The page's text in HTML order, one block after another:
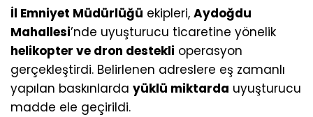
İl Emniyet Müdürlüğü ekipleri, Aydoğdu
Mahallesi’nde uyuşturucu ticaretine yönelik
helikopter ve dron destekli operasyon
gerçekleştirdi. Belirlenen adreslere eş zamanlı
yapılan baskınlarda yüklü miktarda uyuşturucu
madde ele geçirildi.